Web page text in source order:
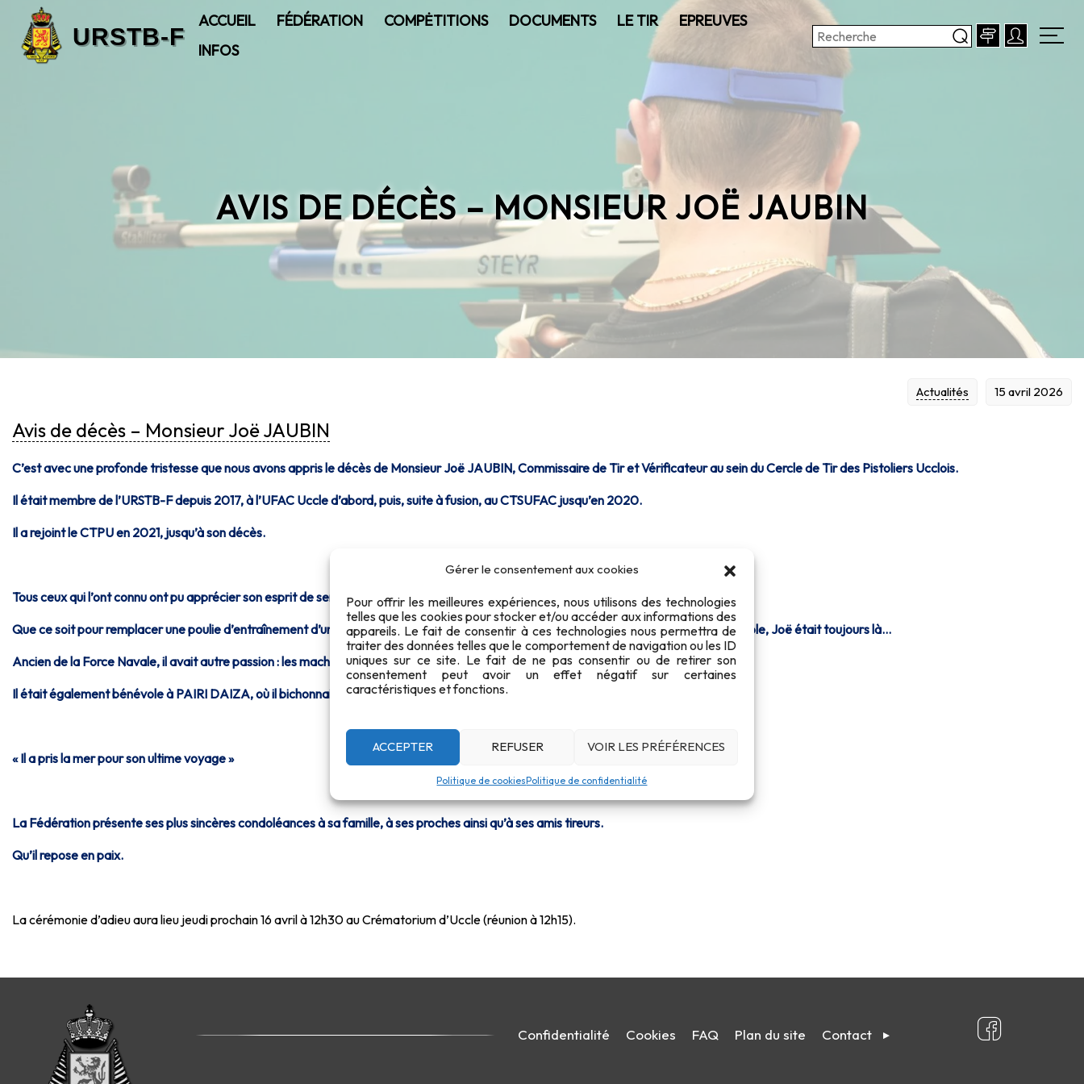
Gérer le consentement aux cookies
Pour offrir les meilleures expériences, nous utilisons des technologies
telles que les cookies pour stocker et/ou accéder aux informations des
appareils. Le fait de consentir à ces technologies nous permettra de
traiter des données telles que le comportement de navigation ou les ID
uniques sur ce site. Le fait de ne pas consentir ou de retirer son
consentement peut avoir un effet négatif sur certaines
caractéristiques et fonctions.
ACCEPTER REFUSER VOIR LES PRÉFÉRENCES
Politique de cookiesPolitique de confidentialité
ACCUEIL FÉDÉRATION COMPĖTITIONS DOCUMENTS LE TIR
EPREUVES
INFOS
AVIS DE DÉCÈS – MONSIEUR JOË JAUBIN
15 avril 2026
Actualités
Avis de décès – Monsieur Joë JAUBIN
C’est avec une profonde tristesse que nous avons appris le décès de Monsieur Joë JAUBIN, Commissaire de Tir et Vérificateur au sein du Cercle de Tir des Pistoliers Ucclois.
Il était membre de l’URSTB-F depuis 2017, à l’UFAC Uccle d’abord, puis, suite à fusion, au CTSUFAC jusqu’en 2020.
Il a rejoint le CTPU en 2021, jusqu’à son décès.
Tous ceux qui l’ont connu ont pu apprécier son esprit de service et sa débrouillardise : sa réponse était toujours « oui, on peut… »
Que ce soit pour remplacer une poulie d’entraînement d’un ramène-cible, le réglage d’une lunette ou la fabrication d’une pièce introuvable, Joë était toujours là…
Ancien de la Force Navale, il avait autre passion : les machines à vapeur et autres bijoux de technologie du passé.
Il était également bénévole à PAIRI DAIZA, où il bichonnait les locomotives dans son atelier…
« Il a pris la mer pour son ultime voyage »
La Fédération présente ses plus sincères condoléances à sa famille, à ses proches ainsi qu’à ses amis tireurs.
Qu’il repose en paix.
La cérémonie d’adieu aura lieu jeudi prochain 16 avril à 12h30 au Crématorium d’Uccle (réunion à 12h15).
Confidentialité Cookies FAQ Plan du site Contact